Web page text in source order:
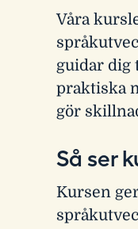
Våra
guidar dig
praktiska
gör
Så ser
Kursen